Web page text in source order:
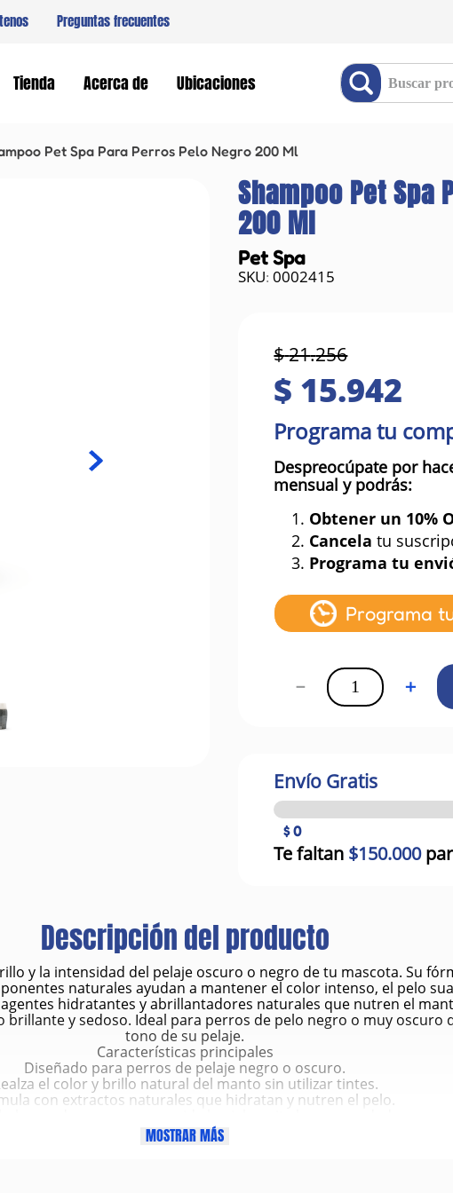
Preguntas frecuentes
Tienda Acerca de Ubicaciones
Buscar productos...
Pet Spa Para Perros Pelo Negro 200 Ml
Shampoo Pet Spa
200 Ml
Pet Spa
:0002415
$21.256
$ 15.942
Programa tu
Despreocúpate por
mensual y podrás:
1. Obtener un 10%
2. Cancela tu
3. Programa tu
Programa
＋
－
Envío Gratis
$ 0
Te faltan $150.000
Descripción del producto
y la intensidad del pelaje oscuro o negro de tu mascota. Su
naturales ayudan a mantener el color intenso, el pelo
hidratantes y abrillantadores naturales que nutren el
y sedoso. Ideal para perros de pelo negro o muy oscuro
tono de su pelaje.
Características principales
Diseñado para perros de pelaje negro o oscuro.
el color y brillo natural del manto sin utilizar tintes.
con extractos naturales que hidratan y nutren el pelo.
profunda y suave: elimina la suciedad sin alterar el color.
deja el pelaje sedoso, manejable y con aspecto saludable.
MOSTRAR MÁS